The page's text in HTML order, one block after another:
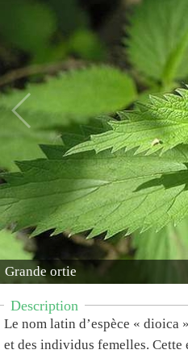
Grande ortie
Description
Le nom latin d’espèce « dioica
et des individus femelles. Cette